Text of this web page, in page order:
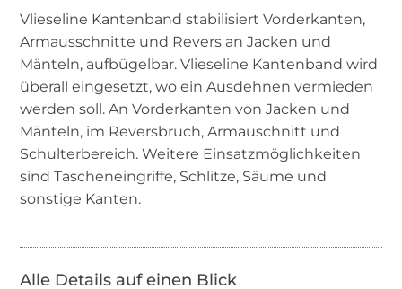
Vlieseline Kantenband stabilisiert Vorderkanten,
Armausschnitte und Revers an Jacken und
Mänteln, aufbügelbar. Vlieseline Kantenband wird
überall eingesetzt, wo ein Ausdehnen vermieden
werden soll. An Vorderkanten von Jacken und
Mänteln, im Reversbruch, Armauschnitt und
Schulterbereich. Weitere Einsatzmöglichkeiten
sind Tascheneingriffe, Schlitze, Säume und
sonstige Kanten.
Alle Details auf einen Blick